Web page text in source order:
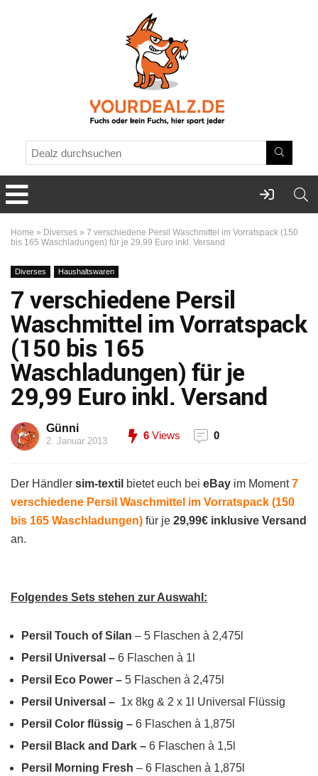
Home » Diverses » 7 verschiedene Persil Waschmittel im Vorratspack (150
bis 165 Waschladungen) für je 29,99 Euro inkl. Versand
Diverses Haushaltswaren
7 verschiedene Persil
Waschmittel im Vorratspack
(150 bis 165
Waschladungen) für je
29,99 Euro inkl. Versand
Günni
2. Januar 2013 6 Views 0
Der Händler sim-textil bietet euch bei eBay im Moment7
verschiedene Persil Waschmittel im Vorratspack (150
bis 165 Waschladungen) für je 29,99€ inklusive Versand
an.
Folgendes Sets stehen zur Auswahl:
Persil Touch of Silan – 5 Flaschen à 2,475l
Persil Universal – 6 Flaschen à 1l
Persil Eco Power – 5 Flaschen à 2,475l
Persil Universal – 1x 8kg & 2 x 1l Universal Flüssig
Persil Color flüssig – 6 Flaschen à 1,875l
Persil Black and Dark – 6 Flaschen à 1,5l
Persil Morning Fresh – 6 Flaschen à 1,875l